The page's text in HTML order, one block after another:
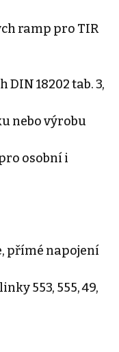
ramp pro TIR
18202 tab. 3,
nebo výrobu
osobní i
přímé napojení
553, 555, 49,